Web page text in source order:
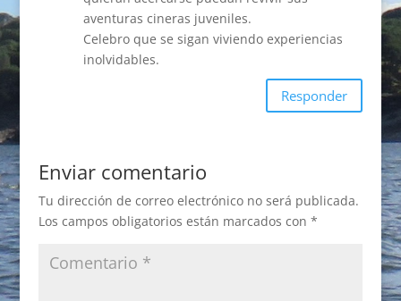
aventuras cineras juveniles.
Celebro que se sigan viviendo experiencias
inolvidables.
Responder
Enviar comentario
Tu dirección de correo electrónico no será publicada.
Los campos obligatorios están marcados con *